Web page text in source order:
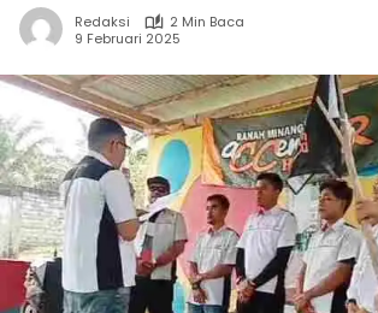
Redaksi
2 Min Baca
9 Februari 2025